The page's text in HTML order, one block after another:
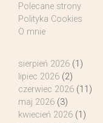
Polecane strony
Polityka Cookies
O mnie
sierpień 2026 (1)
lipiec 2026 (2)
czerwiec 2026 (11)
maj 2026 (3)
kwiecień 2026 (1)